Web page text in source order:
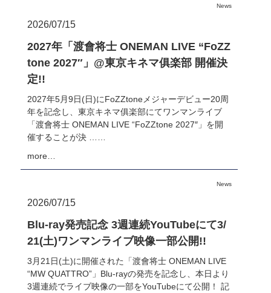
News
2026/07/15
2027年「渡會将士 ONEMAN LIVE “FoZZ
tone 2027″」@東京キネマ俱楽部 開催決
定!!
2027年5月9日(日)にFoZZtoneメジャーデビュー20周
年を記念し、東京キネマ俱楽部にてワンマンライブ
「渡會将士 ONEMAN LIVE “FoZZtone 2027″」を開
催することが決 ……
more…
News
2026/07/15
Blu-ray発売記念 3週連続YouTubeにて3/
21(土)ワンマンライブ映像一部公開!!
3月21日(土)に開催された「渡會将士 ONEMAN LIVE
“MW QUATTRO”」Blu-rayの発売を記念し、本日より
3週連続でライブ映像の一部をYouTubeにて公開！ 記